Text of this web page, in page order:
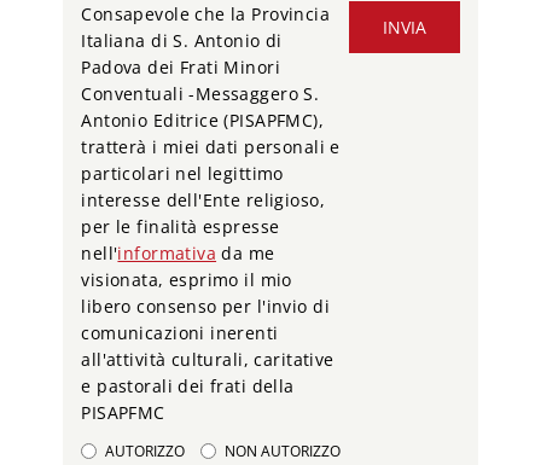
INVIA
Consapevole che la Provincia
Italiana di S. Antonio di
Padova dei Frati Minori
Conventuali -Messaggero S.
Antonio Editrice (PISAPFMC),
tratterà i miei dati personali e
particolari nel legittimo
interesse dell'Ente religioso,
per le finalità espresse
nell'informativa da me
visionata, esprimo il mio
libero consenso per l'invio di
comunicazioni inerenti
all'attività culturali, caritative
e pastorali dei frati della
PISAPFMC
AUTORIZZO NON AUTORIZZO